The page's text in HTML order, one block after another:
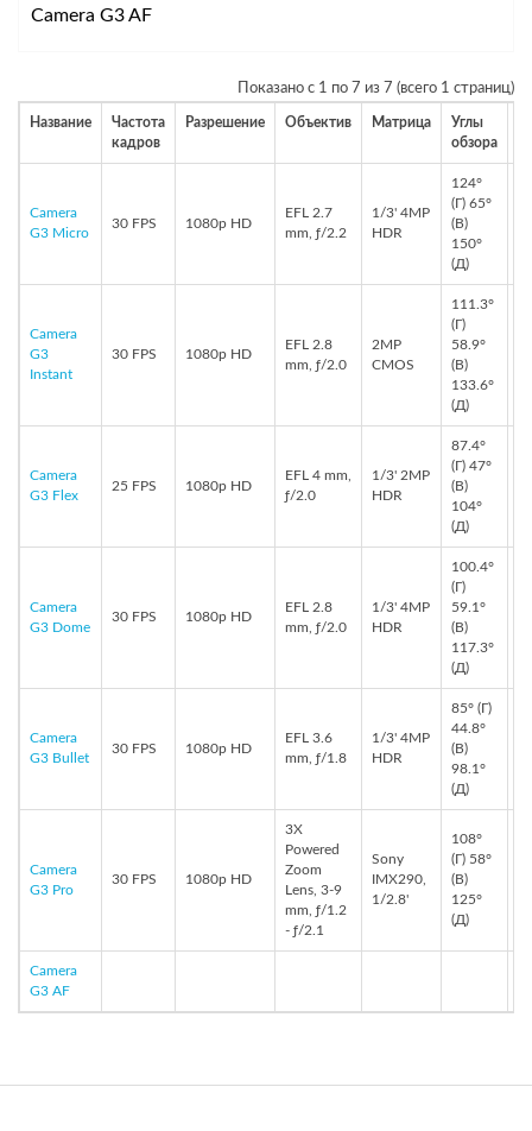
Camera G3 AF
Показано с 1 по 7 из 7 (всего 1 страниц)
Название
Частота
кадров
Разрешение Объектив Матрица
Углы
обзора
Camera
G3 Micro
30 FPS 1080p HD
EFL 2.7
mm, ƒ/2.2
1/3' 4MP
HDR
124°
(Г) 65°
(В)
150°
(Д)
Camera
G3
Instant
30 FPS 1080p HD
EFL 2.8
mm, ƒ/2.0
2MP
CMOS
111.3°
(Г)
58.9°
(В)
133.6°
(Д)
Camera
G3 Flex
25 FPS 1080p HD
EFL 4 mm,
ƒ/2.0
1/3' 2MP
HDR
87.4°
(Г) 47°
(В)
104°
(Д)
Camera
G3 Dome
30 FPS 1080p HD
EFL 2.8
mm, ƒ/2.0
1/3' 4MP
HDR
100.4°
(Г)
59.1°
(В)
117.3°
(Д)
Camera
G3 Bullet
30 FPS 1080p HD
EFL 3.6
mm, ƒ/1.8
1/3' 4MP
HDR
85° (Г)
44.8°
(В)
98.1°
(Д)
Camera
G3 Pro
30 FPS 1080p HD
3X
Powered
Zoom
Lens, 3-9
mm, ƒ/1.2
- ƒ/2.1
Sony
IMX290,
1/2.8'
108°
(Г) 58°
(В)
125°
(Д)
Camera
G3 AF